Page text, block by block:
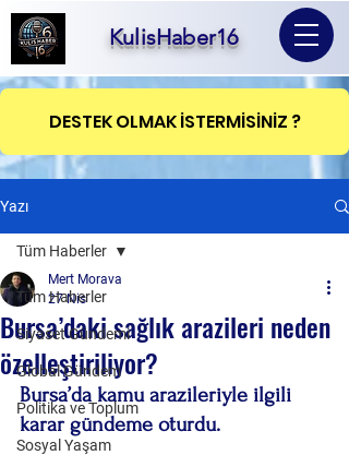
KulisHaber16
DESTEK OLMAK İSTERMİSİNİZ ?
Yazı
Tüm Haberler
Siyaset Gündemi
Global Gündem
Politika ve Toplum
Sosyal Yaşam
Tüm Haberler
Bursa’daki sağlık arazileri neden
özelleştiriliyor?
Mert Morava
27 Nis
Bursa’da kamu arazileriyle ilgili
karar gündeme oturdu.